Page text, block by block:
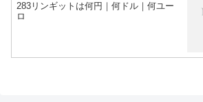
283リンギットは何円｜何ドル｜何ユー
ロ